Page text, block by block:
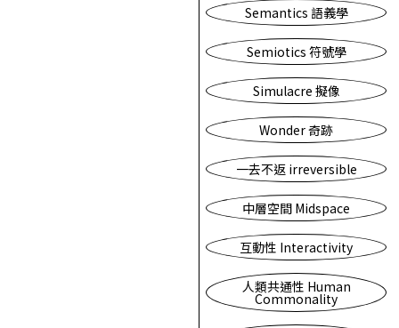
Semantics 語義學
Semiotics 符號學
Simulacre 擬像
Wonder 奇跡
一去不返 irreversible
中層空間 Midspace
互動性 Interactivity
人類共通性 Human
Commonality